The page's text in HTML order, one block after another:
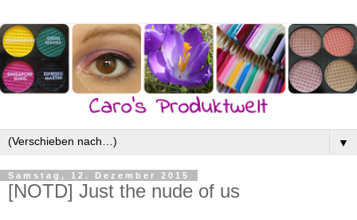
▼
Samstag, 12. Dezember 2015
[NOTD] Just the nude of us